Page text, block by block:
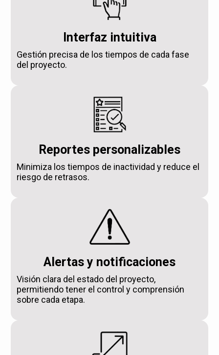
Interfaz intuitiva
Gestión precisa de los tiempos de cada fase
del proyecto.
Reportes personalizables
Minimiza los tiempos de inactividad y reduce el
riesgo de retrasos.
Alertas y notificaciones
Visión clara del estado del proyecto,
permitiendo tener el control y comprensión
sobre cada etapa.